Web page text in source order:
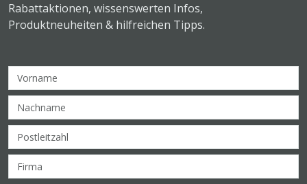
Rabattaktionen, wissenswerten Infos,
Produktneuheiten & hilfreichen Tipps.